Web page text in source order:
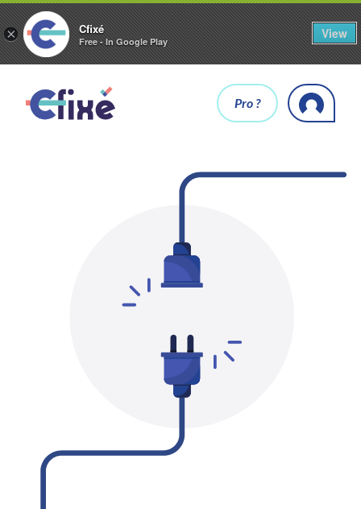
× Cfixé
Free - In Google Play
View
Pro ?